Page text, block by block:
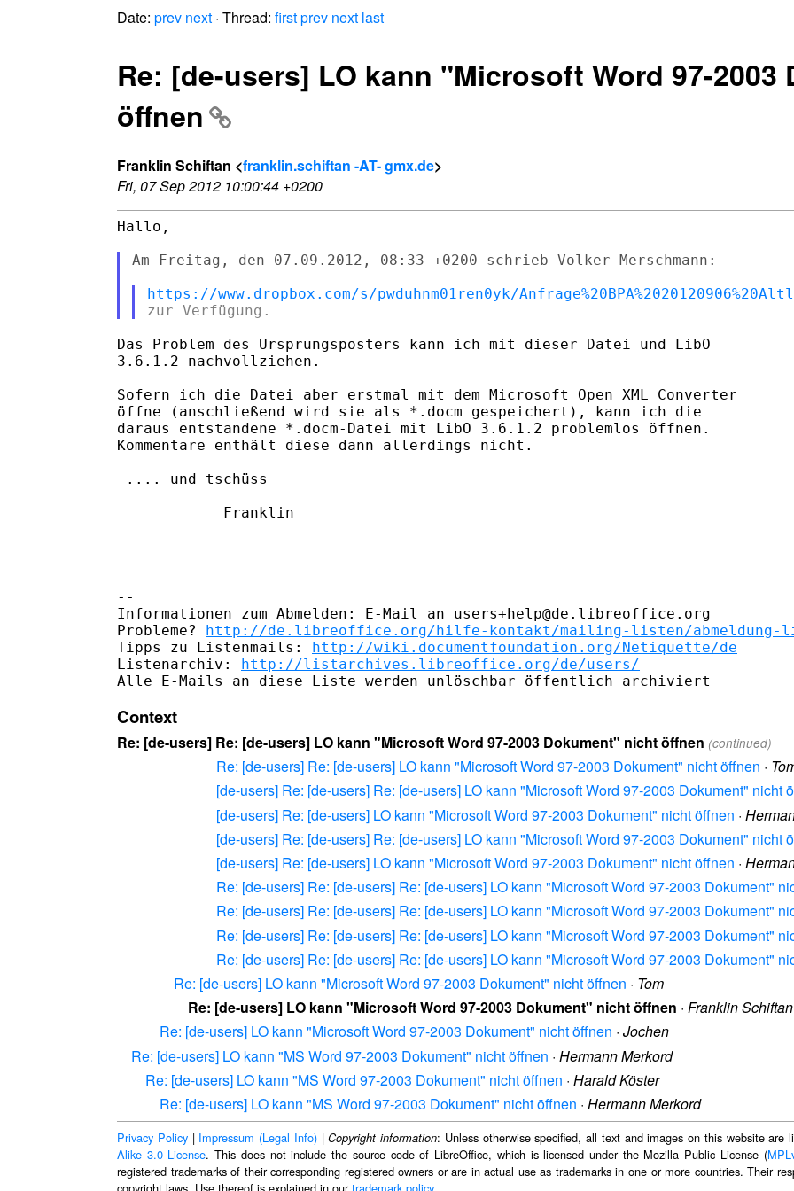
Date: prev next · Thread: firstprev next last
Re: [de-users] LO kann "Microsoft Word 97-
öffnen
Franklin Schiftan <franklin.schiftan -AT- gmx.de>
Fri, 07 Sep 2012 10:00:44 +0200
Hallo,
Am Freitag, den 07.09.2012, 08:33 +0200 schrieb Volker Merschmann:
https://www.dropbox.com/s/pwduhnm01ren0yk/
Das Problem des Ursprungsposters kann ich mit dieser Datei und LibO
3.6.1.2 nachvollziehen.
Sofern ich die Datei aber erstmal mit dem Microsoft Open XML Converter
öffne (anschließend wird sie als *.docm gespeichert), kann ich die
daraus entstandene *.docm-Datei mit LibO 3.6.1.2 problemlos öffnen.
Kommentare enthält diese dann allerdings nicht.
.... und tschüss
            Franklin
--
Informationen zum Abmelden: E-Mail an users+help@de.libreoffice.org
Probleme? http://de.libreoffice.org/hilfe-kontakt/mailing-listen/abmeldung-
Tipps zu Listenmails: http://wiki.documentfoundation.org/Netiquette/de
Listenarchiv: http://listarchives.libreoffice.org/de/users/
Context
Re: [de-users] Re: [de-users] LO kann "Microsoft Word 97-2003 Dokument" nicht öffnen (continued)
Re: [de-users] Re: [de-users] LO kann "Microsoft Word 97-2003 Dokument" nicht öffnen ·
[de-users] Re: [de-users] Re: [de-users] LO kann "Microsoft Word 97-2003 Dokument" nicht
[de-users] Re: [de-users] LO kann "Microsoft Word 97-2003 Dokument" nicht öffnen ·
[de-users] Re: [de-users] Re: [de-users] LO kann "Microsoft Word 97-2003 Dokument" nicht
[de-users] Re: [de-users] LO kann "Microsoft Word 97-2003 Dokument" nicht öffnen ·
Re: [de-users] Re: [de-users] Re: [de-users] LO kann "Microsoft Word 97-2003 Dokument"
Re: [de-users] Re: [de-users] Re: [de-users] LO kann "Microsoft Word 97-2003 Dokument"
Re: [de-users] Re: [de-users] Re: [de-users] LO kann "Microsoft Word 97-2003 Dokument"
Re: [de-users] Re: [de-users] Re: [de-users] LO kann "Microsoft Word 97-2003 Dokument"
Re: [de-users] LO kann "Microsoft Word 97-2003 Dokument" nicht öffnen · Tom
Re: [de-users] LO kann "Microsoft Word 97-2003 Dokument" nicht öffnen · Franklin Schiftan
Re: [de-users] LO kann "Microsoft Word 97-2003 Dokument" nicht öffnen · Jochen
Re: [de-users] LO kann "MS Word 97-2003 Dokument" nicht öffnen · Hermann Merkord
Re: [de-users] LO kann "MS Word 97-2003 Dokument" nicht öffnen · Harald Köster
Re: [de-users] LO kann "MS Word 97-2003 Dokument" nicht öffnen · Hermann Merkord
Privacy Policy| Impressum (Legal Info)|Copyright information: Unless otherwise specified, all text and images on this website are
Alike 3.0 License. This does not include the source code of LibreOffice, which is licensed under the Mozilla Public License (
registered trademarks of their corresponding registered owners or are in actual use as trademarks in one or more countries. Their